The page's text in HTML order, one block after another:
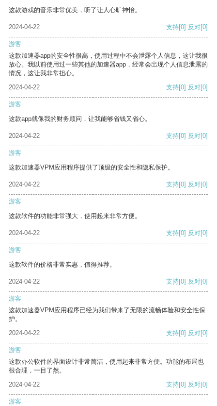
这款游戏的音乐非常优美，听了让人心旷神怡。
2024-04-22 支持[0] 反对[0]
游客
这款加速器app的安全性很高，使用过程中不会泄露个人信息，这让我很
放心。我以前使用过一些其他的加速器app，经常会出现个人信息泄露的
情况，这让我非常担心。
2024-04-22
支持[0] 反对[0]
游客
这款app就像我的财务顾问，让我能够省钱又省心。
2024-04-22 支持[0] 反对[0]
游客
这款加速器VPM应用程序提供了顶级的安全性和隐私保护。
2024-04-22 支持[0] 反对[0]
游客
这款软件的功能非常强大，使用起来非常方便。
2024-04-22 支持[0] 反对[0]
游客
这款软件的价格非常实惠，值得推荐。
2024-04-22 支持[0] 反对[0]
游客
这款加速器VPM应用程序已经为我们带来了无限的流畅体验和安全性保
护。
2024-04-22
支持[0] 反对[0]
游客
这款办公软件的界面设计非常简洁，使用起来非常方便。功能的布局也
很合理，一目了然。
2024-04-22
支持[0] 反对[0]
游客